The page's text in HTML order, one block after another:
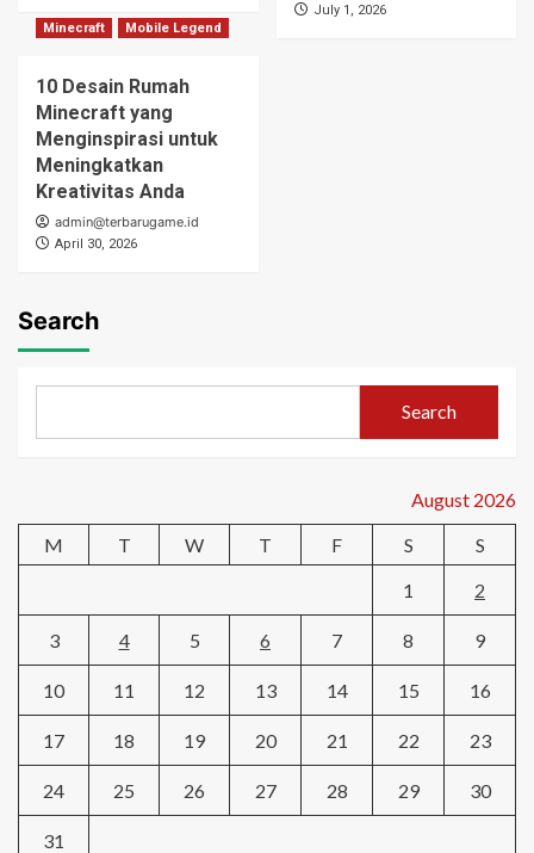
July 1, 2026
Minecraft
Mobile Legend
10 Desain Rumah
Minecraft yang
Menginspirasi untuk
Meningkatkan
Kreativitas Anda
admin@terbarugame.id
April 30, 2026
Search
Search
August 2026
M
T W T F S
S
1
2
3 4 5 6 7 8 9
10 11 12 13 14 15 16
17 18 19 20 21 22 23
24 25 26 27 28 29 30
31